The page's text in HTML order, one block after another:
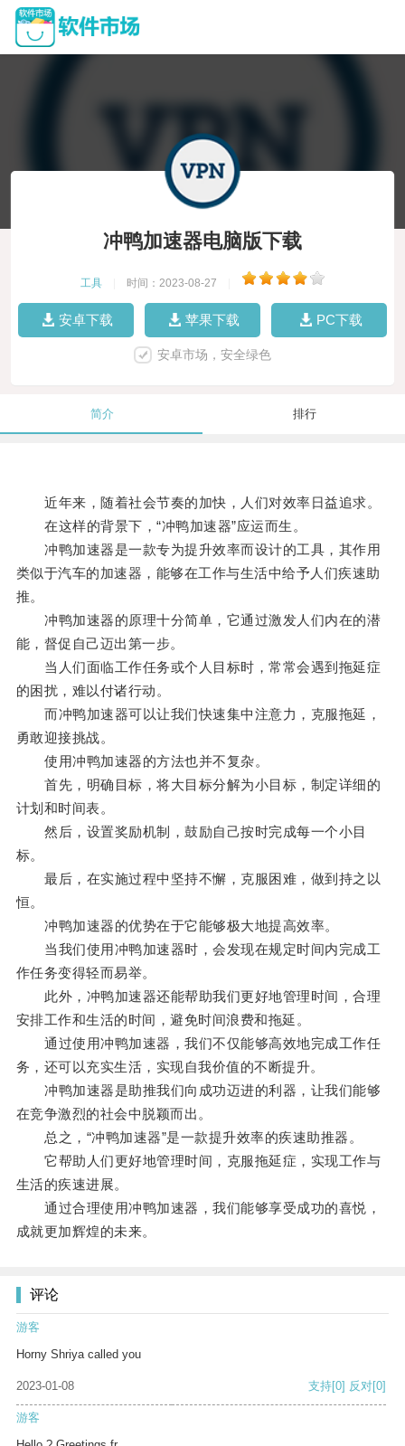
冲鸭加速器电脑版下载
工具 时间：2023-08-27
安卓下载 苹果下载 PC下载
安卓市场，安全绿色
简介 排行
近年来，随着社会节奏的加快，人们对效率日益追求。
在这样的背景下，“冲鸭加速器”应运而生。
冲鸭加速器是一款专为提升效率而设计的工具，其作用
类似于汽车的加速器，能够在工作与生活中给予人们疾速助
推。
冲鸭加速器的原理十分简单，它通过激发人们内在的潜
能，督促自己迈出第一步。
当人们面临工作任务或个人目标时，常常会遇到拖延症
的困扰，难以付诸行动。
而冲鸭加速器可以让我们快速集中注意力，克服拖延，
勇敢迎接挑战。
使用冲鸭加速器的方法也并不复杂。
首先，明确目标，将大目标分解为小目标，制定详细的
计划和时间表。
然后，设置奖励机制，鼓励自己按时完成每一个小目
标。
最后，在实施过程中坚持不懈，克服困难，做到持之以
恒。
冲鸭加速器的优势在于它能够极大地提高效率。
当我们使用冲鸭加速器时，会发现在规定时间内完成工
作任务变得轻而易举。
此外，冲鸭加速器还能帮助我们更好地管理时间，合理
安排工作和生活的时间，避免时间浪费和拖延。
通过使用冲鸭加速器，我们不仅能够高效地完成工作任
务，还可以充实生活，实现自我价值的不断提升。
冲鸭加速器是助推我们向成功迈进的利器，让我们能够
在竞争激烈的社会中脱颖而出。
总之，“冲鸭加速器”是一款提升效率的疾速助推器。
它帮助人们更好地管理时间，克服拖延症，实现工作与
生活的疾速进展。
通过合理使用冲鸭加速器，我们能够享受成功的喜悦，
成就更加辉煌的未来。
评论
游客
Horny Shriya called you
2023-01-08 支持[0] 反对[0]
游客